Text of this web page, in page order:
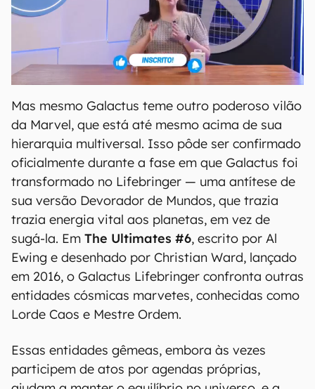
Mas mesmo Galactus teme outro poderoso vilão
da Marvel, que está até mesmo acima de sua
hierarquia multiversal. Isso pôde ser confirmado
oficialmente durante a fase em que Galactus foi
transformado no Lifebringer — uma antítese de
sua versão Devorador de Mundos, que trazia
trazia energia vital aos planetas, em vez de
sugá-la. Em The Ultimates #6, escrito por Al
Ewing e desenhado por Christian Ward, lançado
em 2016, o Galactus Lifebringer confronta outras
entidades cósmicas marvetes, conhecidas como
Lorde Caos e Mestre Ordem.
Essas entidades gêmeas, embora às vezes
participem de atos por agendas próprias,